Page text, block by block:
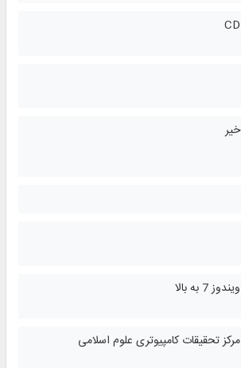
CD
خیر
ویندوز 7 به بالا
مرکز تحقیقات کامپیوتری علوم اسلامی